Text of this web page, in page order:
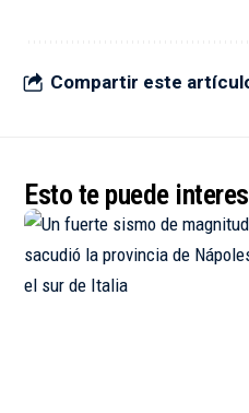
Compartir este
Esto te puede